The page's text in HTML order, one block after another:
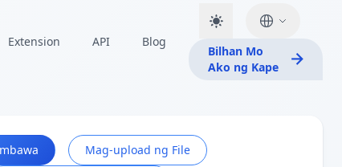
Extension API Blog
Bilhan Mo
Ako ng Kape
Mag-upload ng File